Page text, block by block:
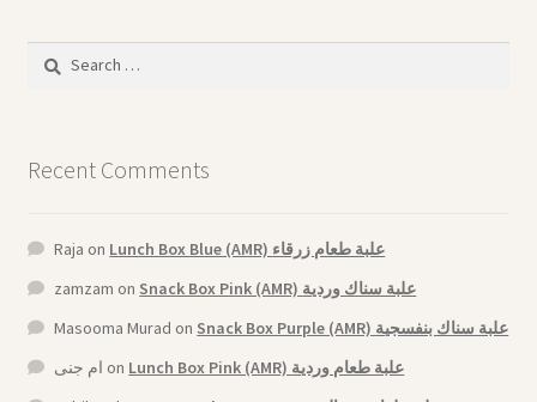
Search
Recent Comments
Raja on
Lunch Box Blue (AMR) علبة طعام زرقاء
zamzam on
Snack Box Pink (AMR) علبة سناك وردية
Masooma Murad on
Snack Box Purple (AMR) علبة سناك بنفسجية
ام جنى on
Lunch Box Pink (AMR) علبة طعام وردية